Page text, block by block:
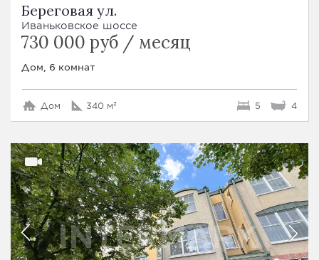
Береговая ул.
Иваньковское шоссе
730 000 руб / месяц
Дом, 6 комнат
Дом 340 м² 5 4